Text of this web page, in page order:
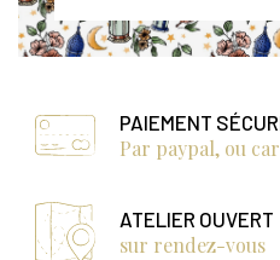
PAIEMENT
Par paypal, ou
ATELIER OUVERT
sur rendez-vous